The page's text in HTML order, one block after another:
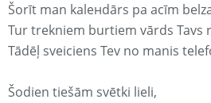
Šorīt man kaleнdārs pa acīm
Tur trekniem burtiem vārds Tavs
Tādēļ sveiciens Tev no manis
Šodien tiešām svētki lieli,